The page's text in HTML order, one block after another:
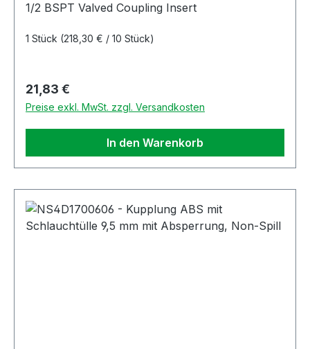
1/2 BSPT Valved Coupling Insert
1 Stück (218,30 € / 10 Stück)
Regulärer Preis:
21,83 €
Preise exkl. MwSt. zzgl. Versandkosten
In den Warenkorb